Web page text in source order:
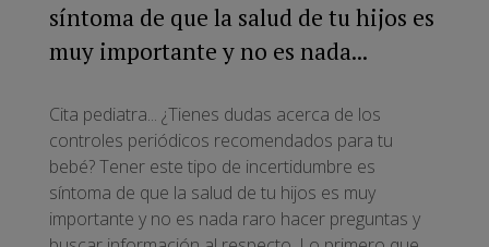
síntoma de que la salud de tu hijos es
muy importante y no es nada...
Cita pediatra... ¿Tienes dudas acerca de los
controles periódicos recomendados para tu
bebé? Tener este tipo de incertidumbre es
síntoma de que la salud de tu hijos es muy
importante y no es nada raro hacer preguntas y